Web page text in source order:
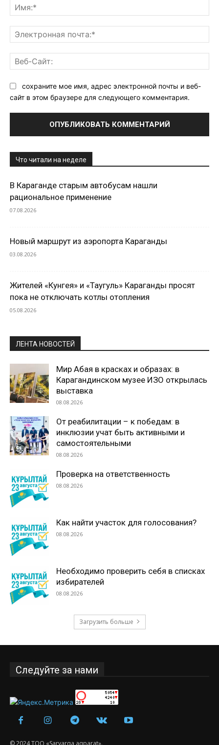
сохраните мое имя, адрес электронной почты и веб-
сайт в этом браузере для следующего комментария.
Что читали на неделе
В Караганде старым автобусам нашли
рациональное применение
07.08.2026
Новый маршрут из аэропорта Караганды
03.08.2026
Жителей «Кунгея» и «Таугуль» Караганды просят
пока не отключать котлы отопления
05.08.2026
ЛЕНТА НОВОСТЕЙ
Мир Абая в красках и образах: в
Карагандинском музее ИЗО открылась
выставка
08.08.2026
От реабилитации – к победам: в
инклюзии учат быть активными и
самостоятельными
08.08.2026
Проверка на ответственность
08.08.2026
Как найти участок для голосования?
08.08.2026
Необходимо проверить себя в списках
избирателей
08.08.2026
Загрузить больше
Следуйте за нами
© 2024 ТОО «Saryarqa aqparat».